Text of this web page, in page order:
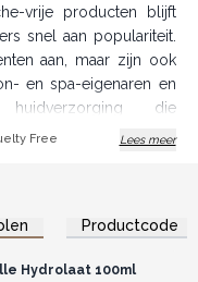
vrije producten blijft
snel aan populariteit.
aan, maar zijn ook
en spa-eigenaren en
die
waarderen. Als retailer
catalogus. Wij bieden
kamille, lavendel
zodat u
Free Lees meer
Productcode
in of registreer u voor
groothandelsprijzen.
Hydrolaat 100ml